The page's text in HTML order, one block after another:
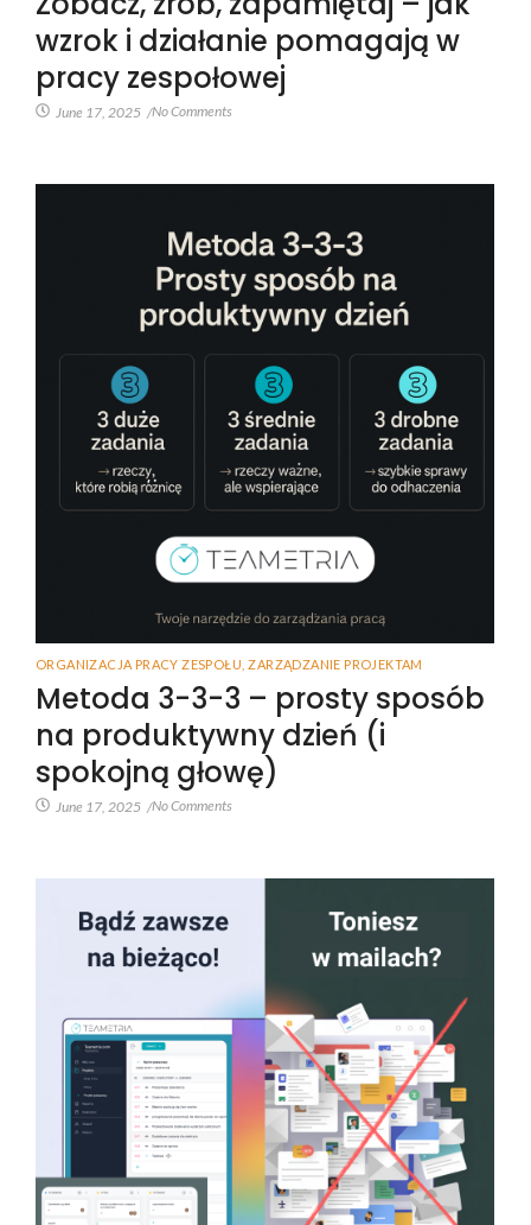
wzrok i działanie pomagają w
pracy zespołowej
June 17, 2025 /No Comments
ORGANIZACJA PRACY ZESPOŁU ZARZĄDZANIE PROJEKTAM
Metoda 3-3-3 – prosty sposób
na produktywny dzień (i
spokojną głowę)
June 17, 2025 /No Comments